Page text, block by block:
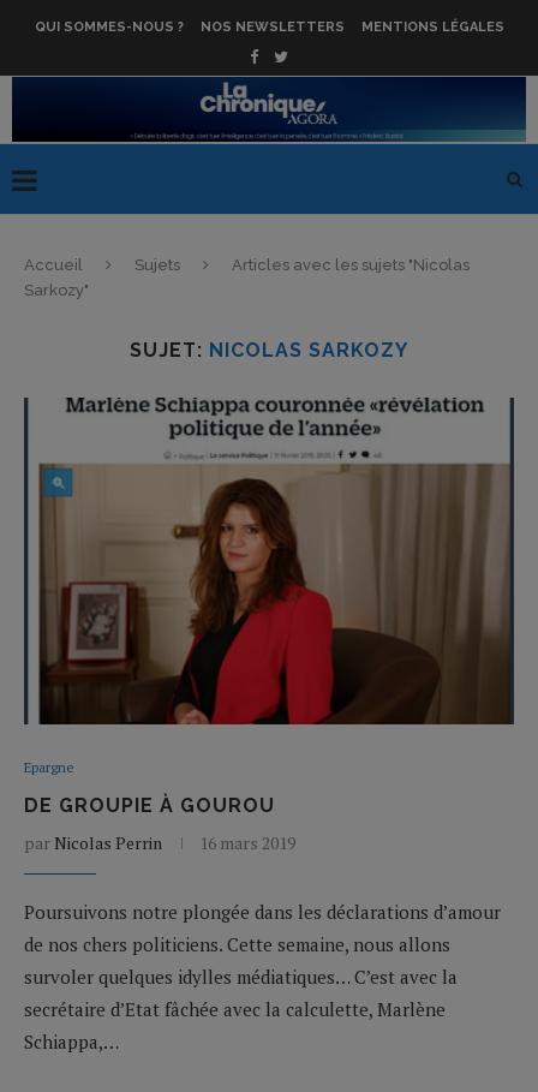
QUI SOMMES-NOUS ? NOS NEWSLETTERS MENTIONS LÉGALES
Accueil Sujets
Articles avec les sujets "Nicolas
Sarkozy"
SUJET: NICOLAS SARKOZY
Epargne
DE GROUPIE À GOUROU
par Nicolas Perrin 16 mars 2019
Poursuivons notre plongée dans les déclarations d’amour
de nos chers politiciens. Cette semaine, nous allons
survoler quelques idylles médiatiques… C’est avec la
secrétaire d’Etat fâchée avec la calculette, Marlène
Schiappa,…